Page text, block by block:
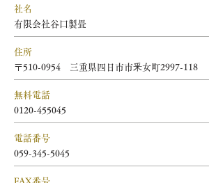
社名
有限会社谷口製畳
住所
〒510-0954 三重県四日市市釆女町2997-118
無料電話
0120-455045
電話番号
059-345-5045